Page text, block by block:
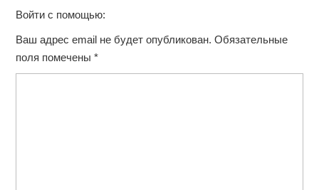
Войти с помощью:
Ваш адрес email не будет опубликован. Обязательные
поля помечены *